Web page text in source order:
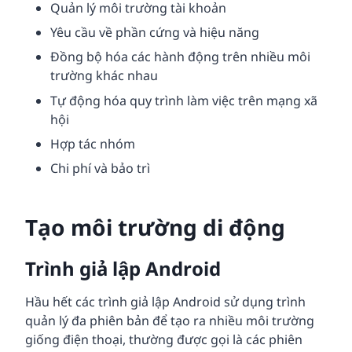
Quản lý môi trường tài khoản
Yêu cầu về phần cứng và hiệu năng
Đồng bộ hóa các hành động trên nhiều môi
trường khác nhau
Tự động hóa quy trình làm việc trên mạng xã
hội
Hợp tác nhóm
Chi phí và bảo trì
Tạo môi trường di động
Trình giả lập Android
Hầu hết các trình giả lập Android sử dụng trình
quản lý đa phiên bản để tạo ra nhiều môi trường
giống điện thoại, thường được gọi là các phiên